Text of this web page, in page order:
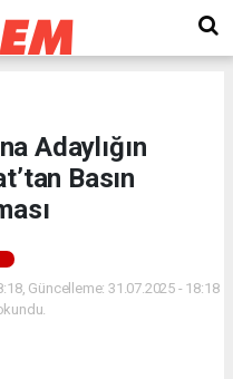
Adaylığın
Basın
Güncelleme: 31.07.2025 - 18:18